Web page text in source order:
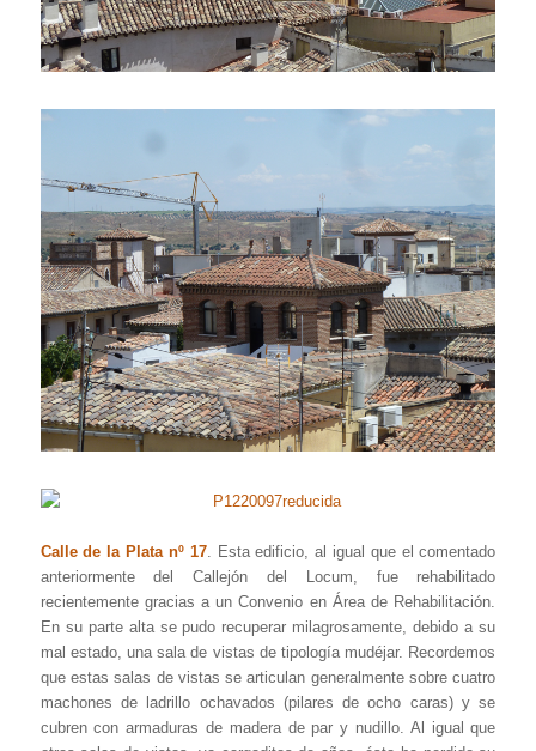
Calle de la Plata nº 17. Esta edificio, al igual que el comentado
anteriormente del Callejón del Locum, fue rehabilitado
recientemente gracias a un Convenio en Área de Rehabilitación.
En su parte alta se pudo recuperar milagrosamente, debido a su
mal estado, una sala de vistas de tipología mudéjar. Recordemos
que estas salas de vistas se articulan generalmente sobre cuatro
machones de ladrillo ochavados (pilares de ocho caras) y se
cubren con armaduras de madera de par y nudillo. Al igual que